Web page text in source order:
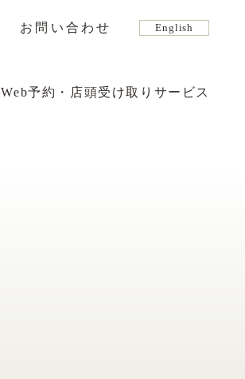
お問い合わせ English
Web予約・店頭受け取りサービス